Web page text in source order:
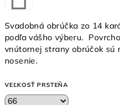
Svadobná obrúčka zo 14
podľa vášho výberu.
vnútornej strany obrúčok sú
nosenie.
VEĽKOSŤ PRSTEŇA